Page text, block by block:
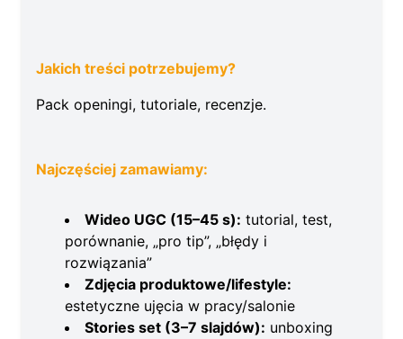
Jakich treści potrzebujemy?
Pack openingi, tutoriale, recenzje.
Najczęściej zamawiamy:
Wideo UGC (15–45 s): tutorial, test,
porównanie, „pro tip”, „błędy i
rozwiązania”
Zdjęcia produktowe/lifestyle:
estetyczne ujęcia w pracy/salonie
Stories set (3–7 slajdów): unboxing